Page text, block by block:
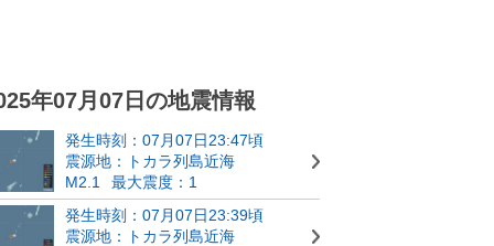
年07月07日の地震情報
発生時刻：07月07日23:47頃
震源地：トカラ列島近海
M2.1
最大震度：1
発生時刻：07月07日23:39頃
震源地：トカラ列島近海